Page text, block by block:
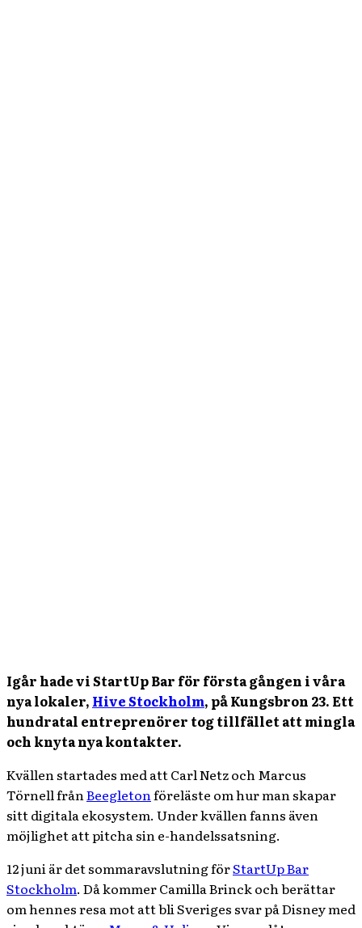
Igår hade vi StartUp Bar för första gången i våra
nya lokaler, Hive Stockholm, på Kungsbron 23. Ett
hundratal entreprenörer tog tillfället att mingla
och knyta nya kontakter.
Kvällen startades med att Carl Netz och Marcus
Törnell frånBeegletonföreläste om hur man skapar
sitt digitala ekosystem. Under kvällen fanns även
möjlighet att pitcha sin e-handelssatsning.
12 juni är det sommaravslutning förStartUp Bar
Stockholm. Då kommer Camilla Brinck och berättar
om hennes resa mot att bli Sveriges svar på Disney med